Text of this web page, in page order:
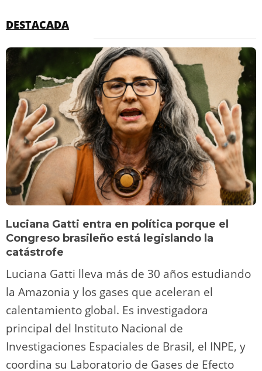
DESTACADA
Luciana Gatti entra en política porque el
Congreso brasileño está legislando la
catástrofe
Luciana Gatti lleva más de 30 años estudiando
la Amazonia y los gases que aceleran el
calentamiento global. Es investigadora
principal del Instituto Nacional de
Investigaciones Espaciales de Brasil, el INPE, y
coordina su Laboratorio de Gases de Efecto